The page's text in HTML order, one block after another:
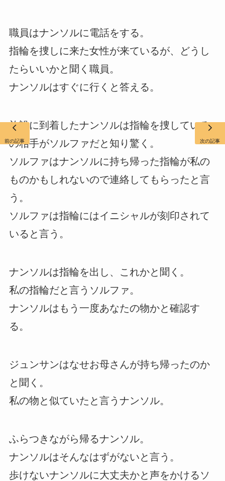
職員はナンソルに電話をする。
指輪を捜しに来た女性が来ているが、どうし
たらいいかと聞く職員。
ナンソルはすぐに行くと答える。
施設に到着したナンソルは指輪を捜している
の相手がソルファだと知り驚く。
ソルファはナンソルに持ち帰った指輪が私の
ものかもしれないので連絡してもらったと言
う。
ソルファは指輪にはイニシャルが刻印されて
いると言う。
ナンソルは指輪を出し、これかと聞く。
私の指輪だと言うソルファ。
ナンソルはもう一度あなたの物かと確認す
る。
ジュンサンはなせお母さんが持ち帰ったのか
と聞く。
私の物と似ていたと言うナンソル。
ふらつきながら帰るナンソル。
ナンソルはそんなはずがないと言う。
歩けないナンソルに大丈夫かと声をかけるソ
前の記事 次の記事